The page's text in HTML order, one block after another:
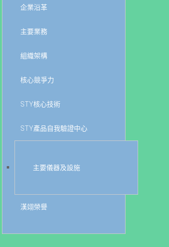
企業沿革
主要業務
組織架構
核心競爭力
STY核心技術
STY產品自我驗證中心
主要儀器及設施
漢翊榮譽